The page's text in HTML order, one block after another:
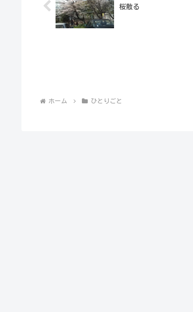
桜散る
ホーム ひとりごと